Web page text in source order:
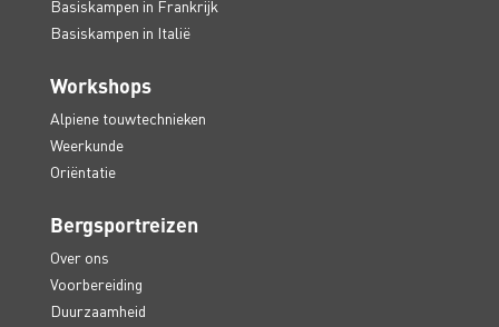
Basiskampen in Frankrijk
Basiskampen in Italië
Workshops
Alpiene touwtechnieken
Weerkunde
Oriëntatie
Bergsportreizen
Over ons
Voorbereiding
Duurzaamheid